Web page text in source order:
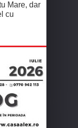
Mare, dar
cu